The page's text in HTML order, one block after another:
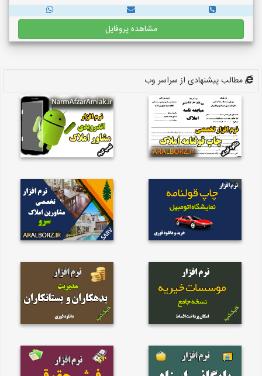
مشاهده پروفایل
مطالب پیشنهادی از سراسر وب